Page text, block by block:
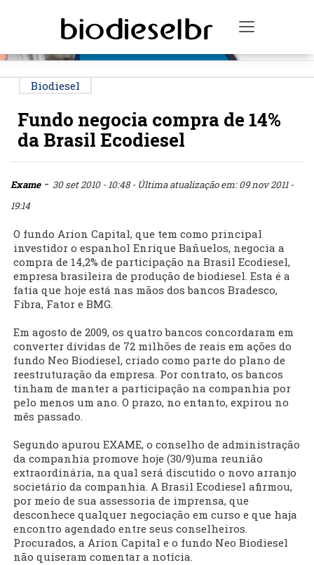
Toggle
Biodiesel
Fundo negocia compra de 14%
da Brasil Ecodiesel
Exame- 30 set 2010 - 10:48- Última atualização em: 09 nov 2011 -
19:14
O fundo Arion Capital, que tem como principal
investidor o espanhol Enrique Bañuelos, negocia a
compra de 14,2% de participação na Brasil Ecodiesel,
empresa brasileira de produção de biodiesel. Esta é a
fatia que hoje está nas mãos dos bancos Bradesco,
Fibra, Fator e BMG.
Em agosto de 2009, os quatro bancos concordaram em
converter dívidas de 72 milhões de reais em ações do
fundo Neo Biodiesel, criado como parte do plano de
reestruturação da empresa. Por contrato, os bancos
tinham de manter a participação na companhia por
pelo menos um ano. O prazo, no entanto, expirou no
mês passado.
Segundo apurou EXAME, o conselho de administração
da companhia promove hoje (30/9)uma reunião
extraordinária, na qual será discutido o novo arranjo
societário da companhia. A Brasil Ecodiesel afirmou,
por meio de sua assessoria de imprensa, que
desconhece qualquer negociação em curso e que haja
encontro agendado entre seus conselheiros.
Procurados, a Arion Capital e o fundo Neo Biodiesel
não quiseram comentar a notícia.